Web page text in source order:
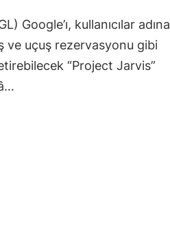
Google’ı, kullanıcılar adına
ve uçuş rezervasyonu gibi
“Project Jarvis”